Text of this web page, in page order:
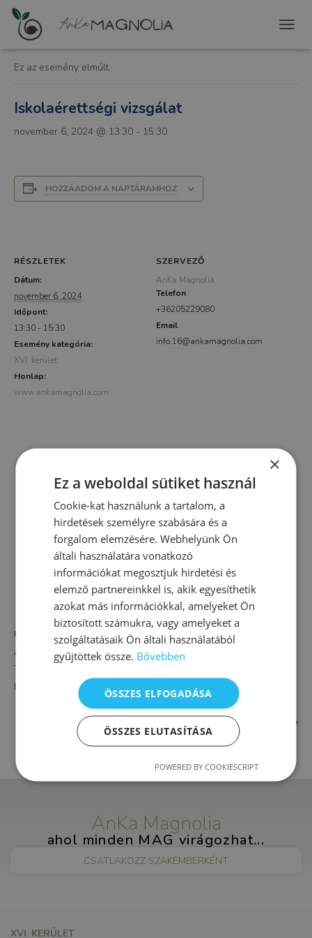
« Összes Események
Ez az esemény elmúlt.
Iskolaérettségi vizsgálat
november 6, 2024 @ 13:30 - 15:30
HOZZÁADOM A NAPTÁRAMHOZ
RÉSZLETEK
Dátum:
november 6, 2024
Időpont:
13:30 - 15:30
Esemény kategória:
XVI. kerület
Honlap:
www.ankamagnolia.com
SZERVEZŐ
AnKa Magnolia
Telefon
+36205229080
Email
info.16@ankamagnolia.com
HELYSZÍN
AnKa Magnolia XVI.
Thököly út 4.
Budapest
Magyarország
Gerinctorna Felnőtt klinikai és mentálhigiéniai szakpszichológia
AnKa Magnolia
ahol minden MAG virágozhat...
CSATLAKOZZ SZAKEMBERKÉNT
XVI. KERÜLET
×
Ez a weboldal sütiket használ
Cookie-kat használunk a tartalom, a
hirdetések személyre szabására és a
forgalom elemzésére. Webhelyünk Ön
általi használatára vonatkozó
információkat megosztjuk hirdetési és
elemző partnereinkkel is, akik egyesíthetik
azokat más információkkal, amelyeket Ön
biztosított számukra, vagy amelyeket a
szolgáltatásaik Ön általi használatából
gyűjtöttek össze. Bővebben
ÖSSZES ELFOGADÁSA
ÖSSZES ELUTASÍTÁSA
POWERED BY COOKIESCRIPT